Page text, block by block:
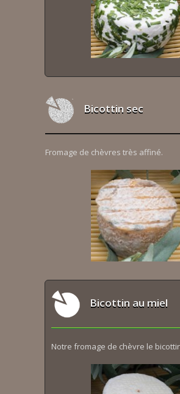
Bicottin sec
Fromage de chèvres très affiné.
Bicottin au miel
Notre fromage de chèvre le